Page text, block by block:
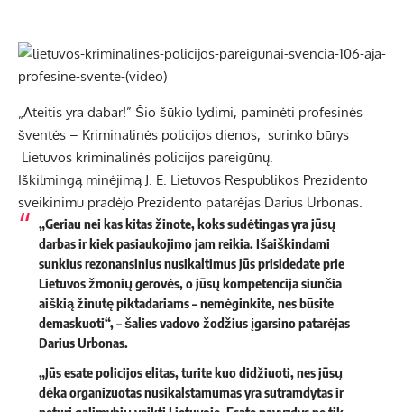
„Ateitis yra dabar!” Šio šūkio lydimi, paminėti profesinės
šventės – Kriminalinės policijos dienos, surinko būrys
Lietuvos kriminalinės policijos pareigūnų.
Iškilmingą minėjimą J. E. Lietuvos Respublikos Prezidento
sveikinimu pradėjo Prezidento patarėjas Darius Urbonas.
„Geriau nei kas kitas žinote, koks sudėtingas yra jūsų
darbas ir kiek pasiaukojimo jam reikia. Išaiškindami
sunkius rezonansinius nusikaltimus jūs prisidedate prie
Lietuvos žmonių gerovės, o jūsų kompetencija siunčia
aiškią žinutę piktadariams – nemėginkite, nes būsite
demaskuoti“, – šalies vadovo žodžius įgarsino patarėjas
Darius Urbonas.
„Jūs esate policijos elitas, turite kuo didžiuoti, nes jūsų
dėka organizuotas nusikalstamumas yra sutramdytas ir